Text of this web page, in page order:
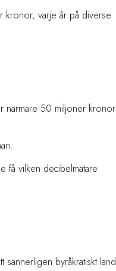
kronor, varje år på diverse
närmare 50 miljoner kronor
få vilken decibelmätare
sannerligen byråkratiskt land